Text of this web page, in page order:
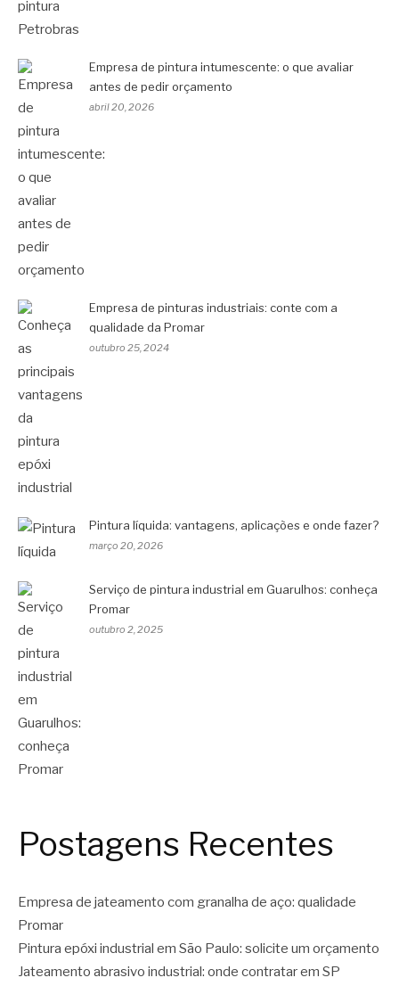
Empresa de pintura intumescente: o que avaliar
antes de pedir orçamento
abril 20, 2026
Empresa de pinturas industriais: conte com a
qualidade da Promar
outubro 25, 2024
Pintura líquida: vantagens, aplicações e onde fazer?
março 20, 2026
Serviço de pintura industrial em Guarulhos: conheça
Promar
outubro 2, 2025
Postagens Recentes
Empresa de jateamento com granalha de aço: qualidade
Promar
Pintura epóxi industrial em São Paulo: solicite um orçamento
Jateamento abrasivo industrial: onde contratar em SP